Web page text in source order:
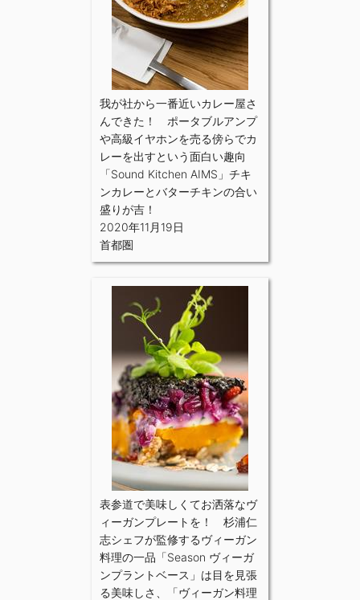
我が社から一番近いカレー屋さ
んできた！ ポータブルアンプ
や高級イヤホンを売る傍らでカ
レーを出すという面白い趣向
「Sound Kitchen AIMS」チキ
ンカレーとバターチキンの合い
盛りが吉！
2020年11月19日
首都圏
表参道で美味しくてお洒落なヴ
ィーガンプレートを！ 杉浦仁
志シェフが監修するヴィーガン
料理の一品「Season ヴィーガ
ンプラントベース」は目を見張
る美味しさ、「ヴィーガン料理